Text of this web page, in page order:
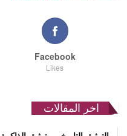
Facebook
Likes
اخر المقالات